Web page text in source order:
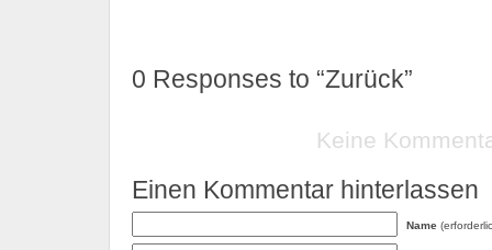
0 Responses to “Zurück”
Keine
Einen Kommentar hinterlassen
Name